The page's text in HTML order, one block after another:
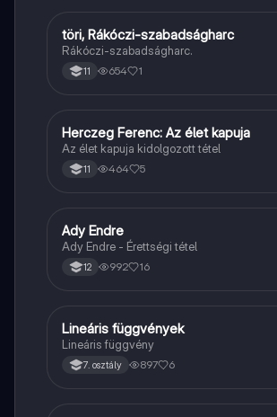
Töri
töri, Rákóczi-szabadságharc
Rákóczi-szabadságharc.
11 654 1
Magyar
Herczeg Ferenc: Az élet kapuja
Az élet kapuja kidolgozott tétel
11 464 5
Magyar
Ady Endre
Ady Endre - Érettségi tétel
12 992 16
Matek
Lineáris függvények
Lineáris függvény
7. osztály 897 6